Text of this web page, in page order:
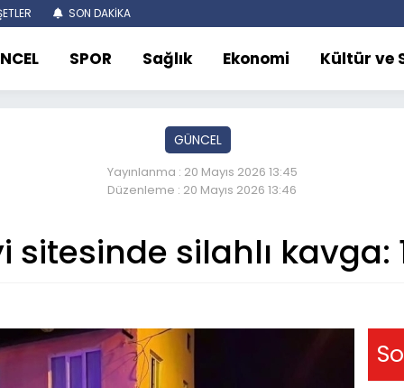
SON DAKİKA
SPOR Sağlık Ekonomi Kültür ve
GÜNCEL
Yayınlanma : 20 Mayıs 2026 13:45
Düzenleme : 20 Mayıs 2026 13:46
sitesinde silahlı kavga: